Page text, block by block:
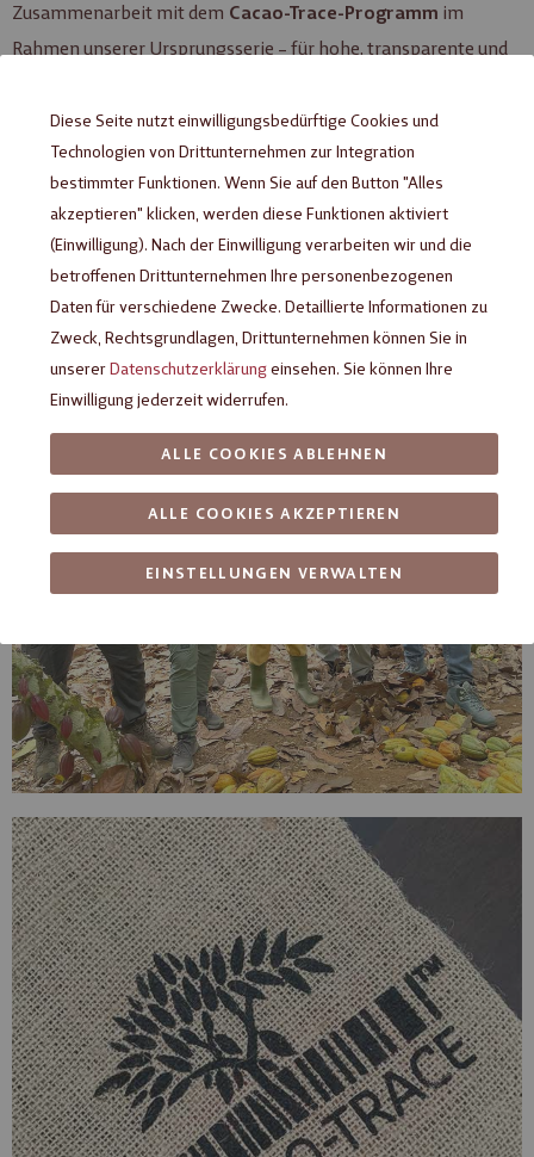
Zusammenarbeit mit dem Cacao-Trace-Programm im
Rahmen unserer Ursprungsserie – für hohe, transparente und
Zudem ist unsere SchokoladeRainforest Alliance-
zertifiziert. Dieses Siegel garantiert, dass unsere
Diese Seite nutzt einwilligungsbedürftige Cookies und
Technologien von Drittunternehmen zur Integration
bestimmter Funktionen. Wenn Sie auf den Button "Alles
akzeptieren" klicken, werden diese Funktionen aktiviert
(Einwilligung). Nach der Einwilligung verarbeiten wir und die
betroffenen Drittunternehmen Ihre personenbezogenen
Daten für verschiedene Zwecke. Detaillierte Informationen zu
Zweck, Rechtsgrundlagen, Drittunternehmen können Sie in
unsererDatenschutzerklärungeinsehen. Sie können Ihre
Einwilligung jederzeit widerrufen.
EINSTELLUNGEN VERWALTEN
ALLE COOKIES AKZEPTIEREN
ALLE COOKIES ABLEHNEN